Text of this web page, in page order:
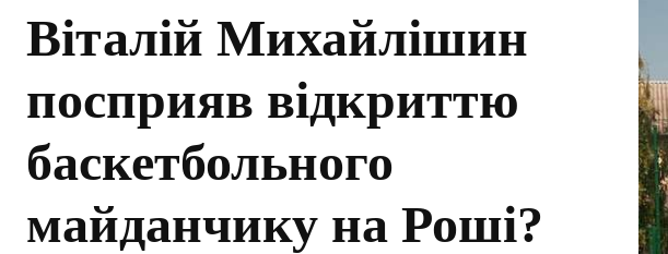
Віталій Михайлішин
посприяв відкриттю
баскетбольного
майданчику на Роші?